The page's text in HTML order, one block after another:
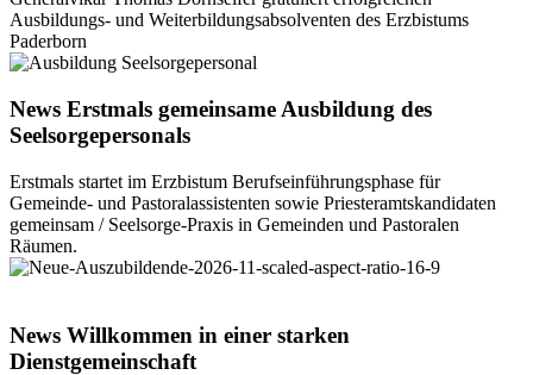
Ausbildungs- und Weiterbildungsabsolventen des Erzbistums
Paderborn
News Erstmals gemeinsame Ausbildung des
Seelsorgepersonals
Erstmals startet im Erzbistum Berufseinführungsphase für
Gemeinde- und Pastoralassistenten sowie Priesteramtskandidaten
gemeinsam / Seelsorge-Praxis in Gemeinden und Pastoralen
Räumen.
News Willkommen in einer starken
Dienstgemeinschaft